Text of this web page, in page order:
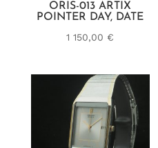
ORIS-013 ARTIX
POINTER DAY, DATE
1 150,00 €